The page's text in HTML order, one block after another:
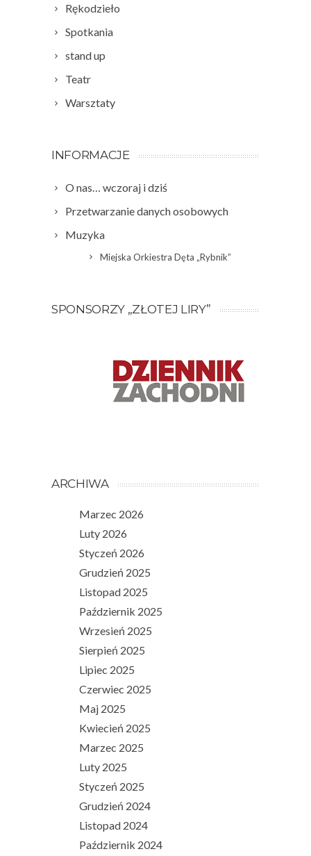
Rękodzieło
Spotkania
stand up
Teatr
Warsztaty
INFORMACJE
O nas… wczoraj i dziś
Przetwarzanie danych osobowych
Muzyka
Miejska Orkiestra Dęta „Rybnik”
SPONSORZY „ZŁOTEJ LIRY”
ARCHIWA
Marzec 2026
Luty 2026
Styczeń 2026
Grudzień 2025
Listopad 2025
Październik 2025
Wrzesień 2025
Sierpień 2025
Lipiec 2025
Czerwiec 2025
Maj 2025
Kwiecień 2025
Marzec 2025
Luty 2025
Styczeń 2025
Grudzień 2024
Listopad 2024
Październik 2024